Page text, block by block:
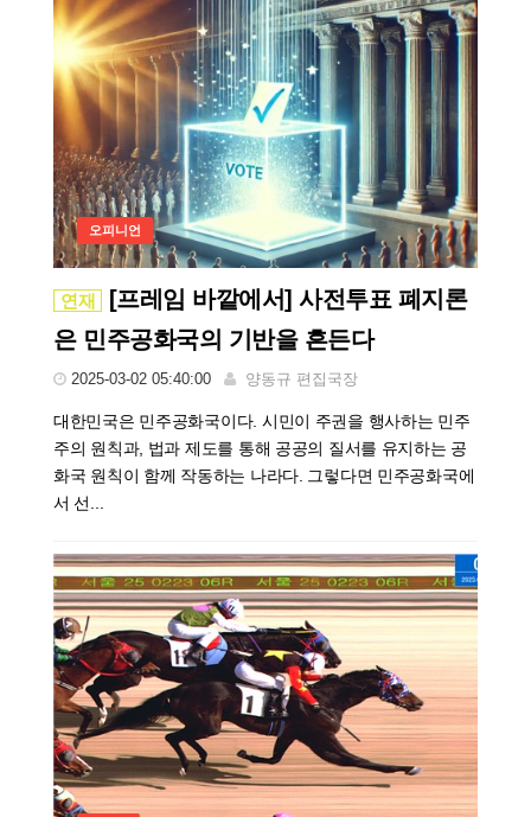
오피니언
연재
[프레임 바깥에서] 사전투표 폐지론
은 민주공화국의 기반을 흔든다
2025-03-02 05:40:00 양동규 편집국장
대한민국은 민주공화국이다. 시민이 주권을 행사하는 민주
주의 원칙과, 법과 제도를 통해 공공의 질서를 유지하는 공
화국 원칙이 함께 작동하는 나라다. 그렇다면 민주공화국에
서 선...